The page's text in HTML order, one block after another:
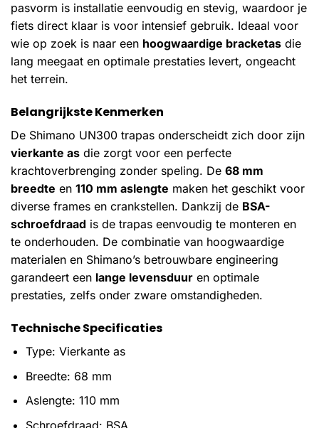
pasvorm is installatie eenvoudig en stevig, waardoor je
fiets direct klaar is voor intensief gebruik. Ideaal voor
wie op zoek is naar een hoogwaardige bracketas die
lang meegaat en optimale prestaties levert, ongeacht
het terrein.
Belangrijkste Kenmerken
De Shimano UN300 trapas onderscheidt zich door zijn
vierkante as die zorgt voor een perfecte
krachtoverbrenging zonder speling. De 68 mm
breedte en 110 mm aslengte maken het geschikt voor
diverse frames en crankstellen. Dankzij de BSA-
schroefdraad is de trapas eenvoudig te monteren en
te onderhouden. De combinatie van hoogwaardige
materialen en Shimano’s betrouwbare engineering
garandeert een lange levensduur en optimale
prestaties, zelfs onder zware omstandigheden.
Technische Specificaties
Type: Vierkante as
Breedte: 68 mm
Aslengte: 110 mm
Schroefdraad: BSA